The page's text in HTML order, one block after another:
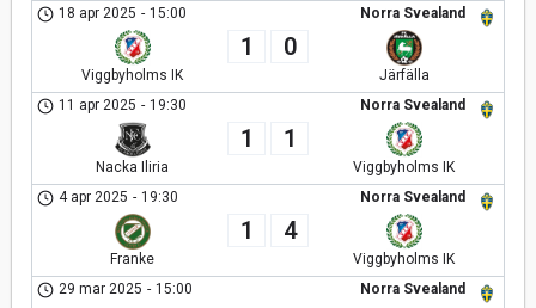
Norra Svealand
18 apr 2025 - 15:00
Viggbyholms IK
1 0
Järfälla
Norra Svealand
11 apr 2025 - 19:30
Nacka Iliria
1 1
Viggbyholms IK
Norra Svealand
4 apr 2025 - 19:30
Franke
1 4
Viggbyholms IK
Norra Svealand
29 mar 2025 - 15:00